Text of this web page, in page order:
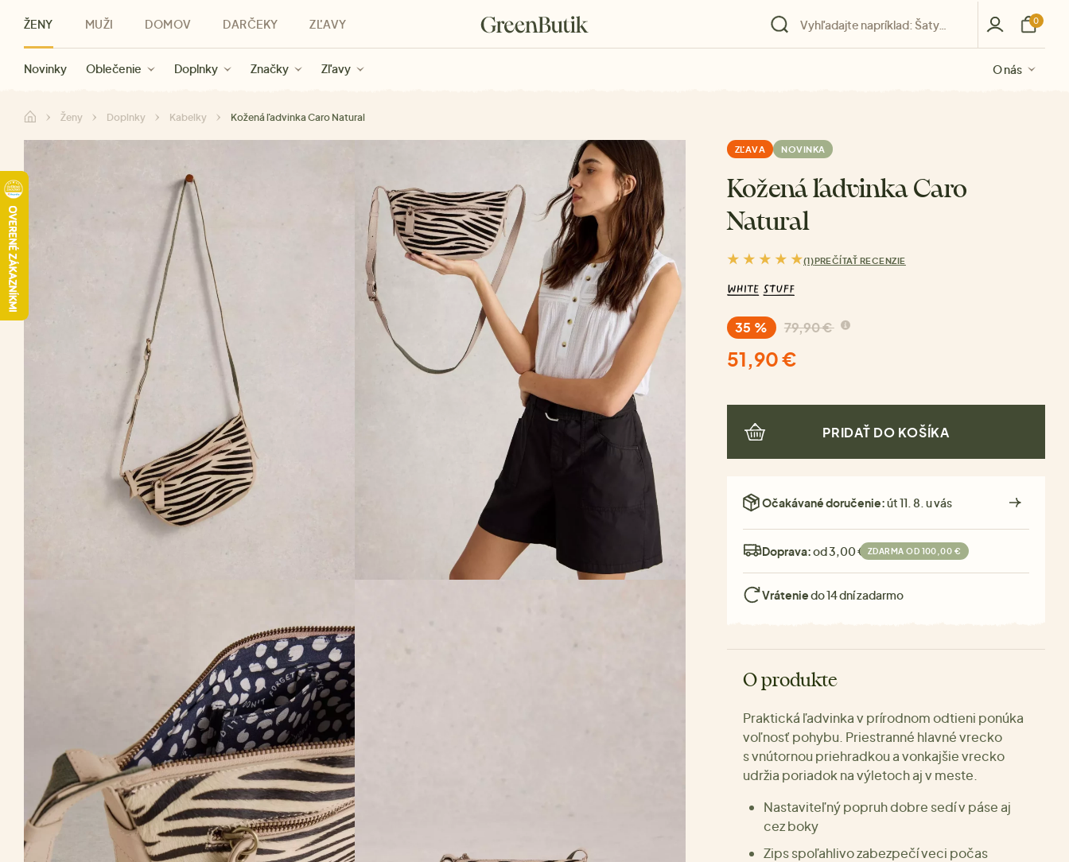
ŽENY
Novinky Oblečenie Doplnky Značky Zľavy O nás
MUŽI
Novinky Oblečenie Značky Zľavy O nás
DOMOV
Kategórie Značky Zľavy O nás
DARČEKY
Pre ženy Pre mužov Darčeky pre deti Pre všetkých O nás
ZĽAVY
Zľavy ženy Zľavy muži O nás
0
Ženy Doplnky Kabelky Kožená ľadvinka Caro Natural
ZĽAVA NOVINKA
Kožená ľadvinka Caro
Natural
(1)PREČÍTAŤ RECENZIE
35 % 79,90 €
51,90 €
PRIDAŤ DO KOŠÍKA
Očakávané doručenie:út 11. 8. u vás
Doprava:od 3,00 € ZDARMA OD 100,00 €
Vráteniedo 14 dní zadarmo
O produkte
Praktická ľadvinka v prírodnom odtieni ponúka
voľnosť pohybu. Priestranné hlavné vrecko
s vnútornou priehradkou a vonkajšie vrecko
udržia poriadok na výletoch aj v meste.
Nastaviteľný popruh dobre sedí v páse aj
cez boky
Zips spoľahlivo zabezpečí veci počas